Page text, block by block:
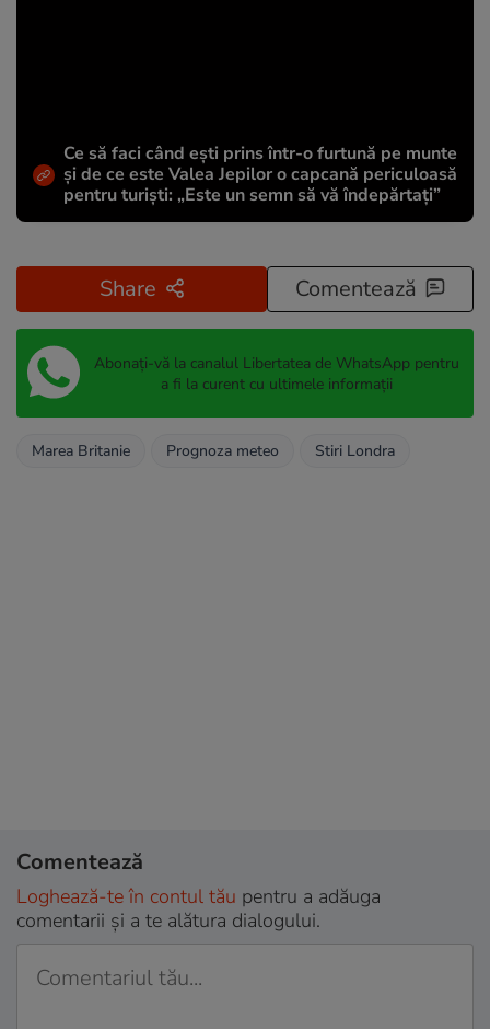
Ce să faci când ești prins într-o furtună pe munte
și de ce este Valea Jepilor o capcană periculoasă
pentru turiști: „Este un semn să vă îndepărtați”
Share Comentează
Abonați-vă la canalul Libertatea de WhatsApp pentru
a fi la curent cu ultimele informații
Marea Britanie Prognoza meteo Stiri Londra
Comentează
Loghează-te în contul tău pentru a adăuga
comentarii și a te alătura dialogului.